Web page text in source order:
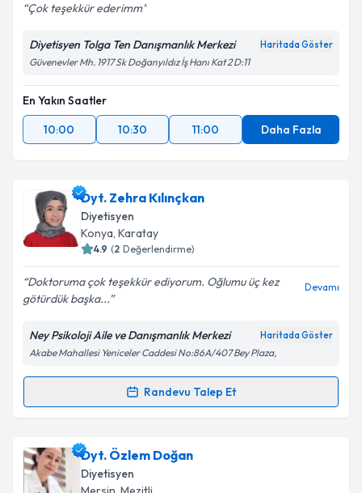
Çok teşekkür ederimm
Diyetisyen Tolga Ten Danışmanlık Merkezi Haritada Göster
Güvenevler Mh. 1917 Sk Doğanyıldız İş Hanı Kat 2 D:11
En Yakın Saatler
10:00
10:30 11:00 Daha Fazla
Dyt. Zehra Kılınçkan
Diyetisyen
Konya, Karatay
4.9 (2 Değerlendirme)
Doktoruma çok teşekkür ediyorum. Oğlumu üç kez
götürdük başka...
Devamı
Ney Psikoloji Aile ve Danışmanlık Merkezi Haritada Göster
Akabe Mahallesi Yeniceler Caddesi No:86A/407 Bey Plaza,
Randevu Talep Et
Randevu Takvimi Talebi
Dyt. Zehra Kılınçkaniçin randevu takvimi talebi
oluşturun. Size bu uzmandan randevu almanız için bir
takvim hazırlandığında e-posta ile bilgilendireceğiz.
Dyt. Özlem Doğan
Diyetisyen